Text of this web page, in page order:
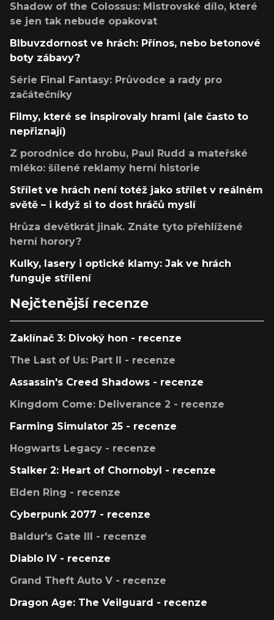
Shadow of the Colossus: Mistrovské dílo, které
se jen tak nebude opakovat
Blbuvzdornost ve hrách: Přínos, nebo betonové
boty zábavy?
Série Final Fantasy: Průvodce a rady pro
začátečníky
Filmy, které se inspirovaly hrami (ale často to
nepřiznají)
Z porodnice do hrobu, Paul Rudd a mateřské
mléko: šílené reklamy herní historie
Střílet ve hrách není totéž jako střílet v reálném
světě – i když si to dost hráčů myslí
Hrůza devětkrát jinak. Znáte tyto přehlížené
herní horory?
Kulky, lasery i optické klamy: Jak ve hrách
funguje střílení
Nejčtenější recenze
Zaklínač 3: Divoký hon - recenze
The Last of Us: Part II - recenze
Assassin's Creed Shadows - recenze
Kingdom Come: Deliverance 2 - recenze
Farming Simulator 25 - recenze
Hogwarts Legacy - recenze
Stalker 2: Heart of Chornobyl - recenze
Elden Ring - recenze
Cyberpunk 2077 - recenze
Baldur's Gate III - recenze
Diablo IV - recenze
Grand Theft Auto V - recenze
Dragon Age: The Veilguard - recenze